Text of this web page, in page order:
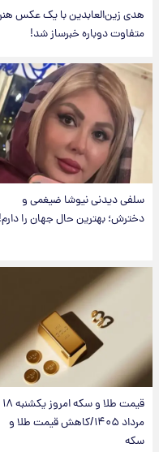
هدی زین‌العابدین با یک عکس هنری
متفاوت دوباره خبرساز شد!
سلفی دیدنی نیوشا ضیغمی و
دخترش؛ بهترین حال جهان را دارم!
قیمت طلا و سکه امروز یکشنبه ۱۸
مرداد ۱۴۰۵/کاهش قیمت طلا و
سکه